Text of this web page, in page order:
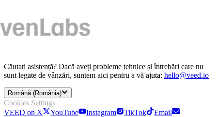
Căutați asistență? Dacă aveți probleme tehnice și întrebări care nu
sunt legate de vânzări, suntem aici pentru a vă ajuta: hello@veed.io
Română (România)
Cookies Settings
VEED on X
YouTube Instagram TikTok Email